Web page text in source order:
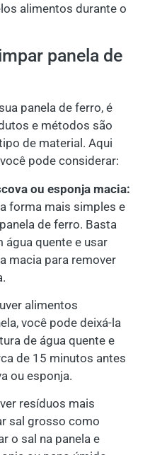
alimentos durante o
panela de
panela de ferro, é
e métodos são
de material. Aqui
pode considerar:
ou esponja macia:
forma mais simples e
de ferro. Basta
água quente e usar
macia para remover
alimentos
você pode deixá-la
de água quente e
de 15 minutos antes
ou esponja.
resíduos mais
sal grosso como
o sal na panela e